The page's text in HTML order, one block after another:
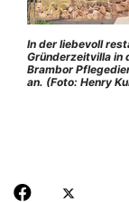
In der liebevoll
Gründerzeitvilla in
Brambor
an. (Foto: Henry